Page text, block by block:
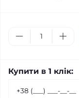
Купити в 1 клік: